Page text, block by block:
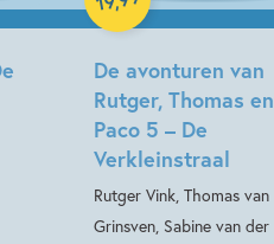
De avonturen van
Rutger, Thomas en
Paco 5 – De
Verkleinstraal
Rutger Vink, Thomas van
Grinsven, Sabine van der